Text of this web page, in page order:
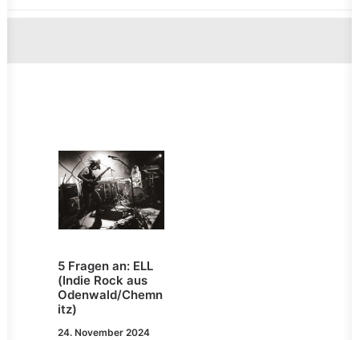
5 Fragen an: ELL
(Indie Rock aus
Odenwald/Chemn
itz)
24. November 2024